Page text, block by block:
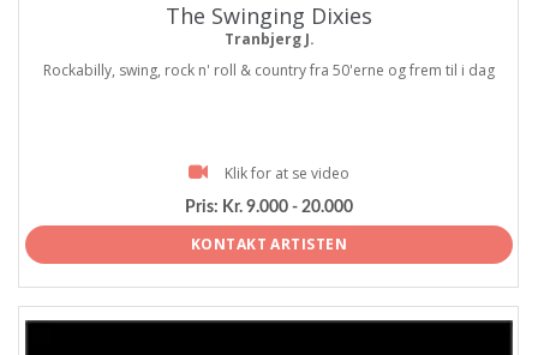
The Swinging Dixies
Tranbjerg J.
Rockabilly, swing, rock n' roll & country fra 50'erne og frem til i dag
Klik for at se video
Pris: Kr. 9.000 - 20.000
KONTAKT ARTISTEN